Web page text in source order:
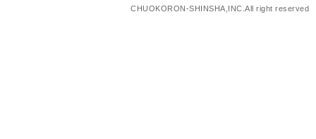
CHUOKORON-SHINSHA,INC.All right reserved